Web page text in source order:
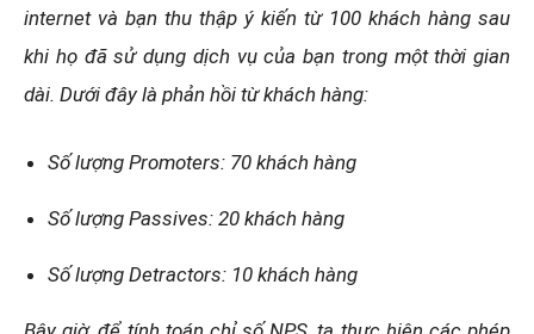
internet và bạn thu thập ý kiến từ 100 khách hàng sau
khi họ đã sử dụng dịch vụ của bạn trong một thời gian
dài. Dưới đây là phản hồi từ khách hàng:
Số lượng Promoters: 70 khách hàng
Số lượng Passives: 20 khách hàng
Số lượng Detractors: 10 khách hàng